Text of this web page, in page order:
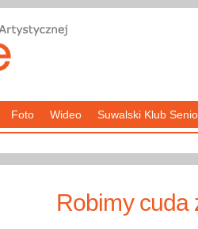
Foto Wideo Suwalski Klub
Robimy cuda